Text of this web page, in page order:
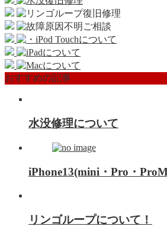
おすすめの記事
水没修理について
iPhone13(mini・Pro・
リンゴループについて！